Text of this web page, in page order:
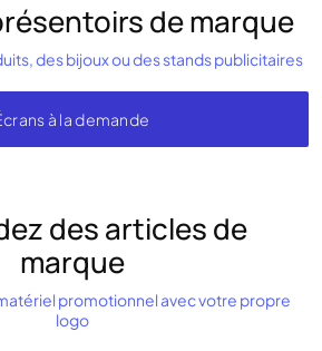
de marque
des bijoux ou des stands publicitaires
à la demande
des articles de
marque
promotionnel avec votre propre
logo